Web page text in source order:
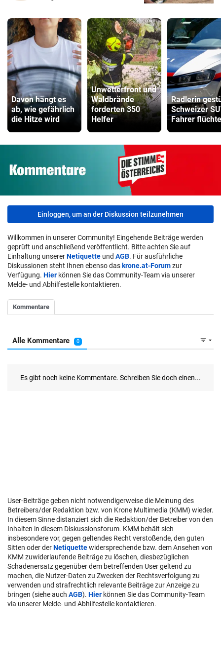
Davon hängt es
ab, wie gefährlich
die Hitze wird
Unwetterfront und
Waldbrände
forderten 350
Helfer
Radlerin
Schweizer
Fahrer
Einloggen, um an der Diskussion teilzunehmen
Willkommen in unserer Community! Eingehende Beiträge werden
geprüft und anschließend veröffentlicht. Bitte achten Sie auf
Einhaltung unsererNetiquette und AGB. Für ausführliche
Diskussionen steht Ihnen ebenso das krone.at-Forumzur
Verfügung. Hier können Sie das Community-Team via unserer
Melde- und Abhilfestelle kontaktieren.
User-Beiträge geben nicht notwendigerweise die Meinung des
Betreibers/der Redaktion bzw. von Krone Multimedia (KMM) wieder.
In diesem Sinne distanziert sich die Redaktion/der Betreiber von den
Inhalten in diesem Diskussionsforum. KMM behält sich
insbesondere vor, gegen geltendes Recht verstoßende, den guten
Sitten oder derNetiquettewidersprechende bzw. dem Ansehen von
KMM zuwiderlaufende Beiträge zu löschen, diesbezüglichen
Schadenersatz gegenüber dem betreffenden User geltend zu
machen, die Nutzer-Daten zu Zwecken der Rechtsverfolgung zu
verwenden und strafrechtlich relevante Beiträge zur Anzeige zu
bringen (siehe auch AGB). Hier können Sie das Community-Team
via unserer Melde- und Abhilfestelle kontaktieren.